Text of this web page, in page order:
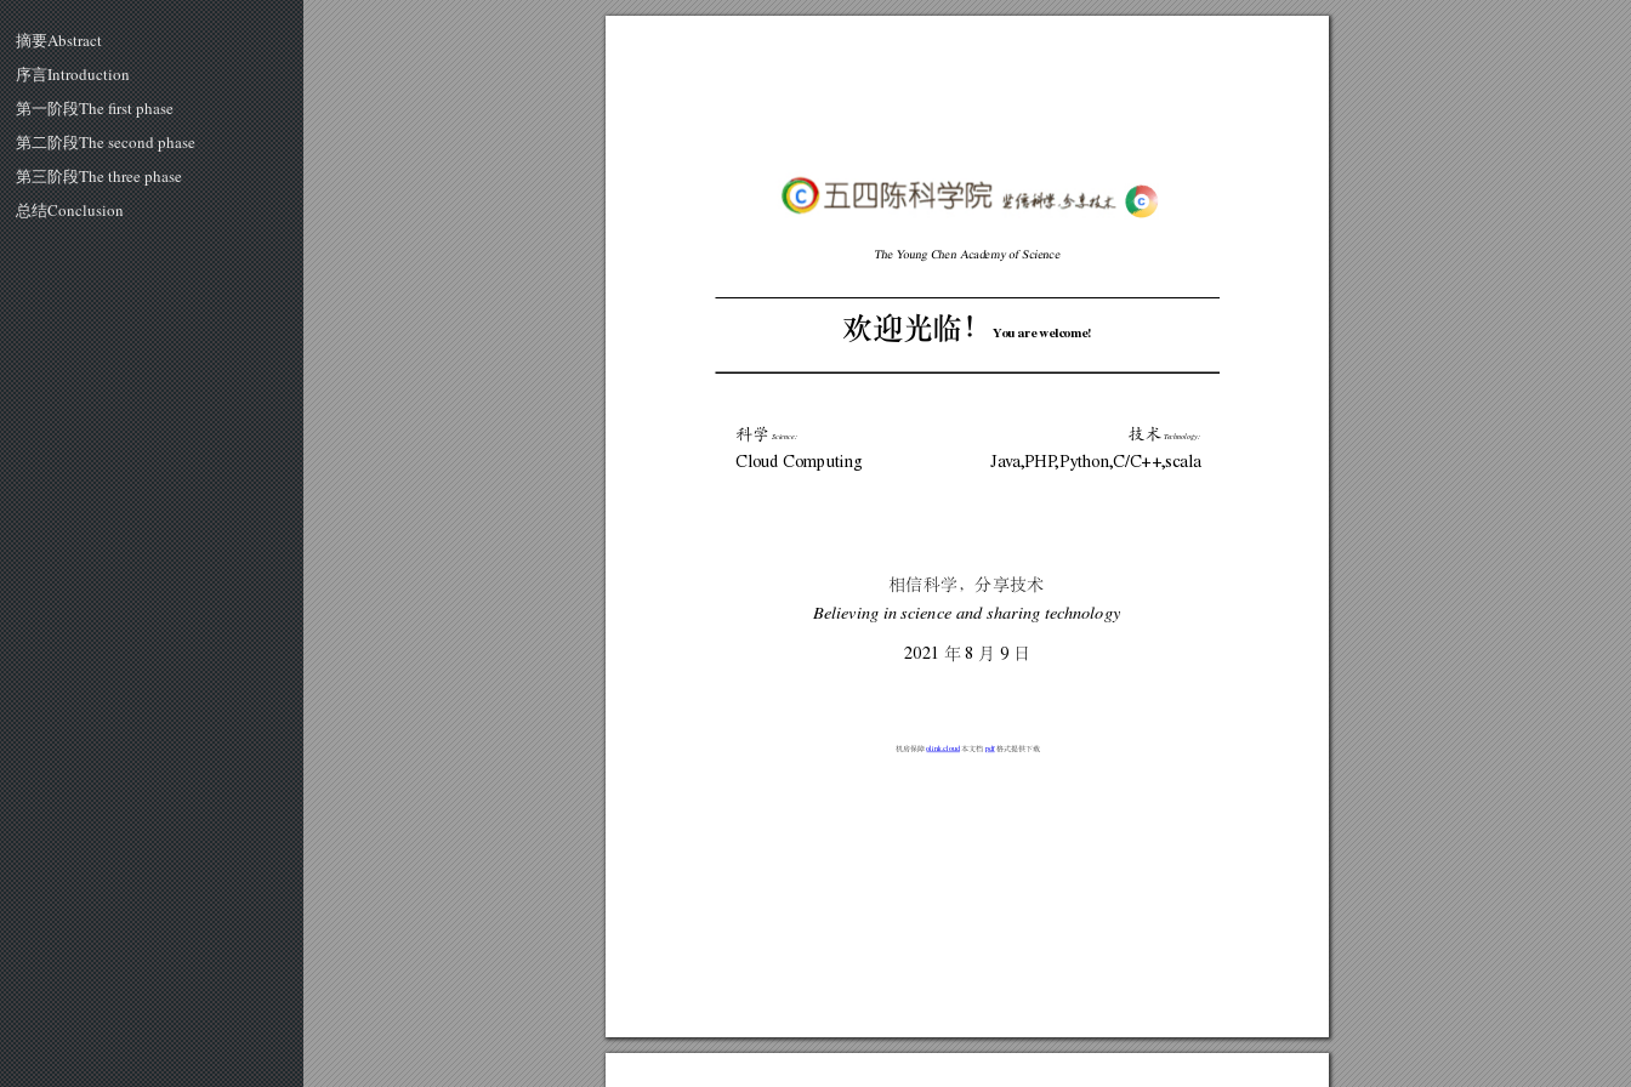
摘要Abstract
序言Introduction
第一阶段The first phase
第二阶段The second phase
第三阶段The three phase
总结Conclusion
The Young Chen AcademyofScience
欢迎光临！ You are welcome!
科学 Science:
Cloud Computing
技术 Technology:
Java,PHP,Python,C/C++,scala
相信科学，分享技术
Believing in science and sharing technology
2021 年 8 月 9 日
机房保障 olink.cloud 本文档 pdf 格式提供下载